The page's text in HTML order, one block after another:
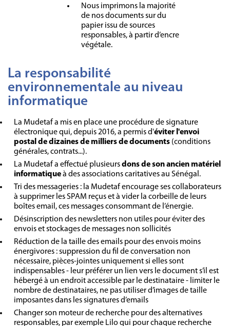
Nous imprimons la majorité
de nos documents sur du
papier issu de sources
responsables, à partir d’encre
végétale.
La responsabilité
environnementale au niveau
informatique
La Mudetaf a mis en place une procédure de signature
électronique qui, depuis 2016, a permis d'éviter l'envoi
postal de dizaines de milliers de documents (conditions
générales, contrats...).
La Mudetaf a effectué plusieursdons de son ancien matériel
informatiqueà des associations caritatives au Sénégal.
Tri des messageries : la Mudetaf encourage ses collaborateurs
à supprimer les SPAM reçus et à vider la corbeille de leurs
boîtes email, ces messages consommant de l’énergie.
Désinscription des newsletters non utiles pour éviter des
envois et stockages de messages non sollicités
Réduction de la taille des emails pour des envois moins
énergivores : suppression du fil de conversation non
nécessaire, pièces-jointes uniquement si elles sont
indispensables - leur préférer un lien vers le document s’il est
hébergé à un endroit accessible par le destinataire - limiter le
nombre de destinataires, ne pas utiliser d’images de taille
imposantes dans les signatures d’emails
Changer son moteur de recherche pour des alternatives
responsables, par exemple Lilo qui pour chaque recherche